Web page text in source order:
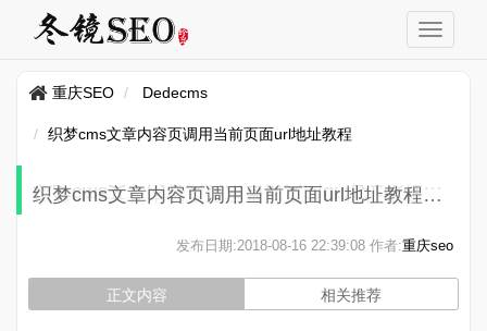
重庆SEO Dedecms
织梦cms文章内容页调用当前页面url地址教程
织梦cms文章内容页调用当前页面url地址教程
发布日期:2018-08-16 22:39:08 作者:重庆seo
正文内容 相关推荐